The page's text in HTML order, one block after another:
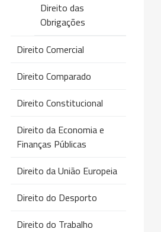
Direito das
Obrigações
Direito Comercial
Direito Comparado
Direito Constitucional
Direito da Economia e
Finanças Públicas
Direito da União Europeia
Direito do Desporto
Direito do Trabalho